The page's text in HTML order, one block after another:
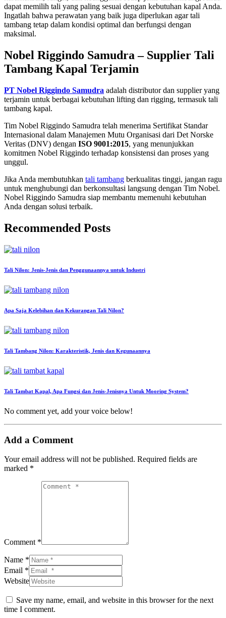
dapat memilih tali yang paling sesuai dengan kebutuhan kapal Anda.
Ingatlah bahwa perawatan yang baik juga diperlukan agar tali
tambang tetap dalam kondisi optimal dan berfungsi dengan
maksimal.
Nobel Riggindo Samudra – Supplier Tali
Tambang Kapal Terjamin
PT Nobel Riggindo Samudra adalah distributor dan supplier yang
terjamin untuk berbagai kebutuhan lifting dan rigging, termasuk tali
tambang kapal.
Tim Nobel Riggindo Samudra telah menerima Sertifikat Standar
Internasional dalam Manajemen Mutu Organisasi dari Det Norske
Veritas (DNV) dengan ISO 9001:2015, yang menunjukkan
komitmen Nobel Riggindo terhadap konsistensi dan proses yang
unggul.
Jika Anda membutuhkan tali tambang berkualitas tinggi, jangan ragu
untuk menghubungi dan berkonsultasi langsung dengan Tim Nobel.
Nobel Riggindo Samudra siap membantu memenuhi kebutuhan
Anda dengan solusi terbaik.
Recommended Posts
Tali Nilon: Jenis-Jenis dan Penggunaannya untuk Industri
Apa Saja Kelebihan dan Kekurangan Tali Nilon?
Tali Tambang Nilon: Karakteristik, Jenis dan Kegunaannya
Tali Tambat Kapal, Apa Fungsi dan Jenis-Jenisnya Untuk Mooring System?
No comment yet, add your voice below!
Add a Comment
Your email address will not be published. Required fields are
marked *
Comment *
Name *
Email *
Website
Save my name, email, and website in this browser for the next
time I comment.